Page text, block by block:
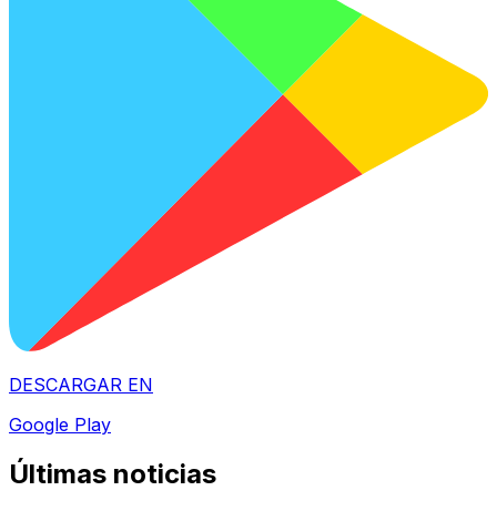
DESCARGAR EN
Google Play
Últimas noticias